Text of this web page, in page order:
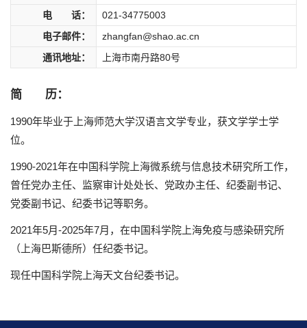
电 话：
021-34775003
电子邮件：
zhangfan@shao.ac.cn
通讯地址：
上海市南丹路80号
简 历：
1990年毕业于上海师范大学汉语言文学专业，获文学学士学
位。
1990-2021年在中国科学院上海微系统与信息技术研究所工作，
曾任党办主任、监察审计处处长、党政办主任、纪委副书记、
党委副书记、纪委书记等职务。
2021年5月-2025年7月，在中国科学院上海免疫与感染研究所
（上海巴斯德所）任纪委书记。
现任中国科学院上海天文台纪委书记。